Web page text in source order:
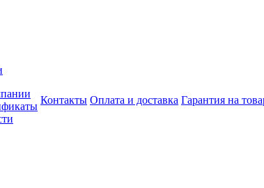
Контакты Оплата и доставка Гарантия на